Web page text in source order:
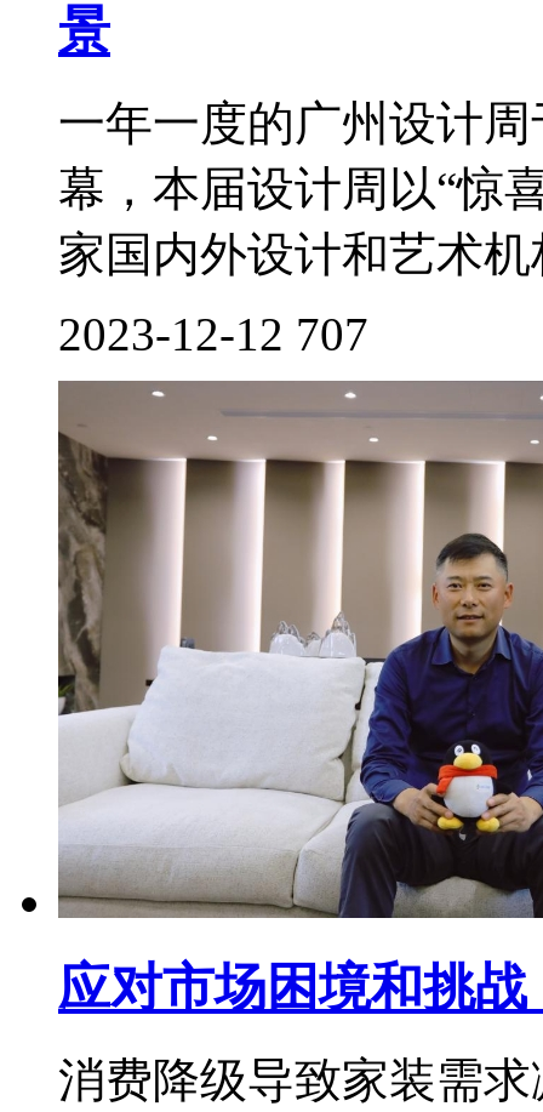
景
一年一度的广州设计
幕，本届设计周以“惊
家国内外设计和艺术
2023-12-12 707
应对市场困境和挑
消费降级导致家装需